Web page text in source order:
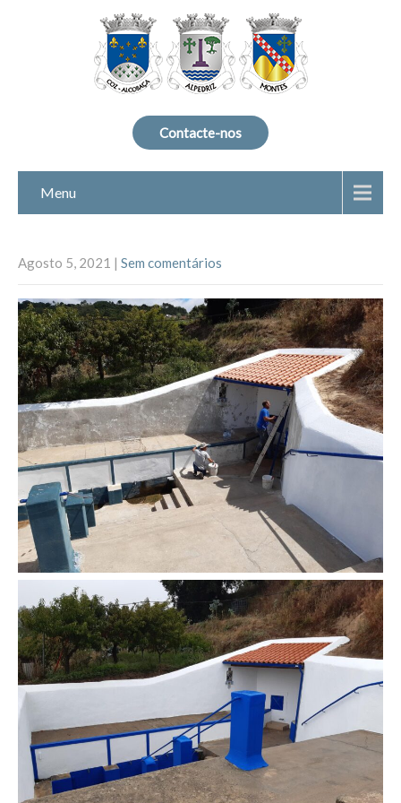
Contacte-nos
Menu
Agosto 5, 2021 | Sem comentários